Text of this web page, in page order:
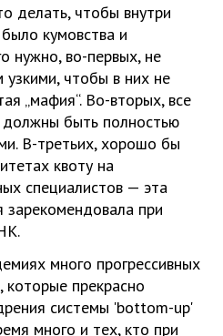
делать, чтобы внутри
кумовства и
нужно, во-первых, не
чтобы в них не
„мафия“. Во-вторых, все
быть полностью
В-третьих, хорошо бы
квоту на
специалистов — эта
при
много прогрессивных
которые прекрасно
системы 'bottom-up'
много и тех, кто при